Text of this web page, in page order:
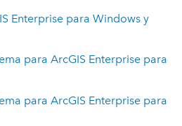
Enterprise para Windows y
para ArcGIS Enterprise para
para ArcGIS Enterprise para